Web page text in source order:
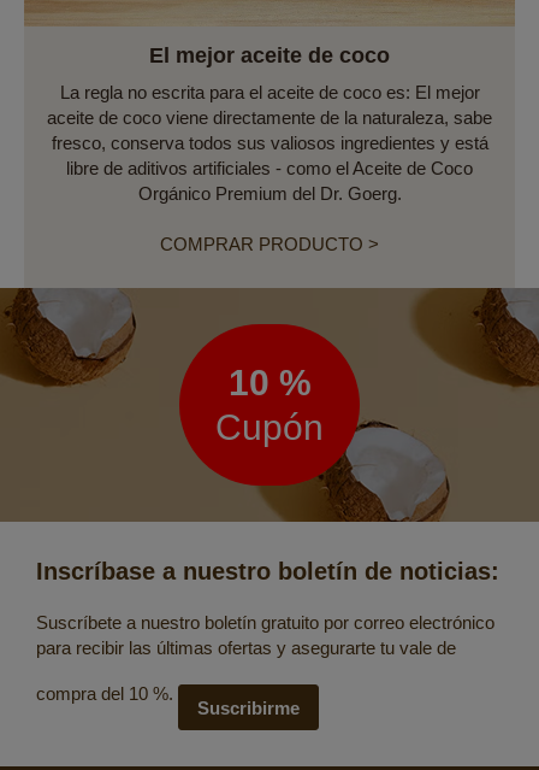
El mejor aceite de coco
La regla no escrita para el aceite de coco es: El mejor
aceite de coco viene directamente de la naturaleza, sabe
fresco, conserva todos sus valiosos ingredientes y está
libre de aditivos artificiales - como el Aceite de Coco
Orgánico Premium del Dr. Goerg.
COMPRAR PRODUCTO >
Boletín
de
noticias
10 %
Cupón
Inscríbase a nuestro boletín de noticias:
Suscríbete a nuestro boletín gratuito por correo electrónico
para recibir las últimas ofertas y asegurarte tu vale de
compra del 10 %.
Suscribirme